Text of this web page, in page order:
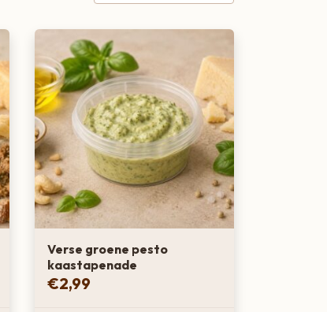
Bezoek onze farmshop
Kortland 42, Alblasserdam
Bellen 06-2920 3497
Wij helpen je graag
Verse groene pesto
kaastapenade
€2,99